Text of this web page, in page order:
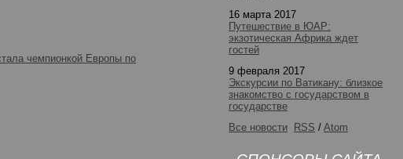
16 марта 2017
Путешествие в ЮАР:
экзотическая Африка ждет
гостей
9 февраля 2017
Экскурсии по Ватикану: близкое
знакомство с государством в
государстве
Все новости
RSS / Atom
чемпионкой Европы по